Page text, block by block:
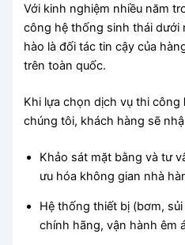
Với kinh nghiệm nhiều năm
công hệ thống sinh thái dưới
hào là đối tác tin cậy của
trên toàn quốc.
Khi lựa chọn dịch vụ thi công
chúng tôi, khách hàng sẽ
Khảo sát mặt bằng và tư
ưu hóa không gian nhà
Hệ thống thiết bị (bơm,
chính hãng, vận hành êm